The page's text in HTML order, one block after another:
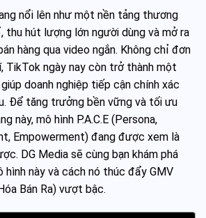
nổi lên như một nền tảng thương
thu hút lượng lớn người dùng và mở ra
hàng qua video ngắn. Không chỉ đơn
TikTok ngày nay còn trở thành một
doanh nghiệp tiếp cận chính xác
Để tăng trưởng bền vững và tối ưu
này, mô hình P.A.C.E (Persona,
Empowerment) đang được xem là
DG Media sẽ cùng bạn khám phá
này và cách nó thúc đẩy GMV
Bán Ra) vượt bậc.